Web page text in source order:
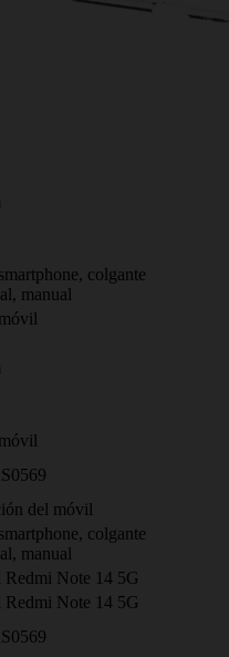
colgante
manual
del móvil
colgante
manual
Redmi Note 14 5G
Redmi Note 14 5G